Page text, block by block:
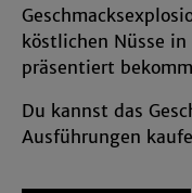
köstlichen Nüsse
präsentiert
Du kannst das
Ausführungen
entsprechend
Impressum
Informationen.